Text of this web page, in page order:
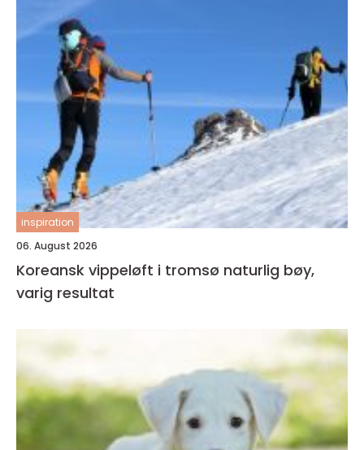
inspiration
06. August 2026
Koreansk vippeløft i tromsø naturlig bøy,
varig resultat